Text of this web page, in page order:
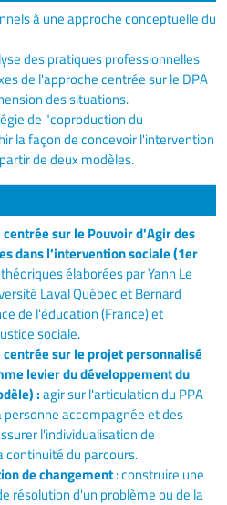
à une approche conceptuelle du
des pratiques professionnelles
de l'approche centrée sur le DPA
des situations.
de "coproduction du
la façon de concevoir l'intervention
de deux modèles.
sur le Pouvoir d'Agir des
dans l'intervention sociale (1er
élaborées par Yann Le
Laval Québec et Bernard
de l'éducation (France) et
sociale.
sur le projet personnalisé
levier du développement du
:agir sur l'articulation du PPA
personne accompagnée et des
l'individualisation de
continuité du parcours.
de changement: construire une
résolution d'un problème ou de la